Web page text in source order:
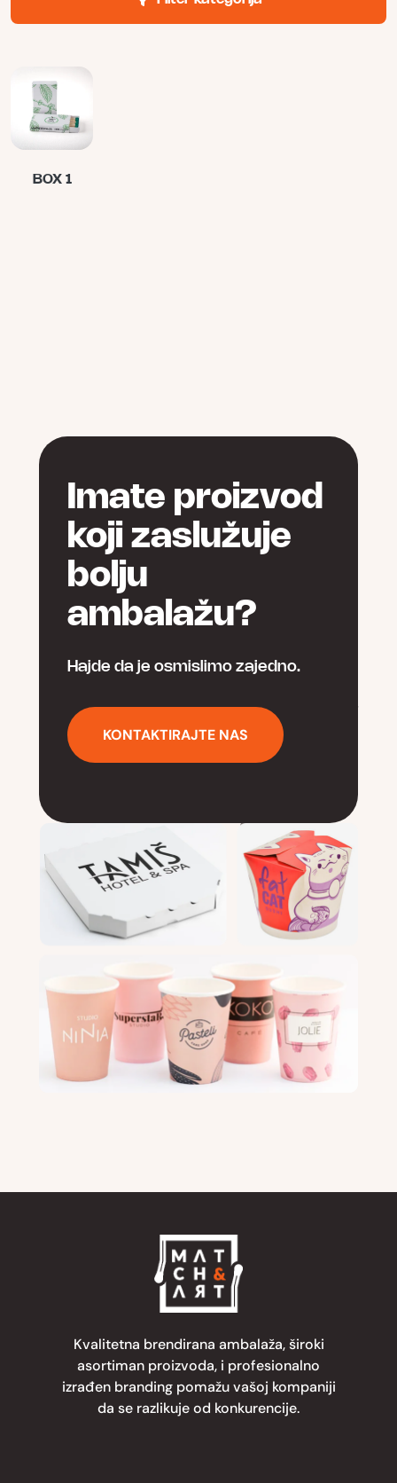
BOX 1
Imate proizvod
koji zaslužuje
bolju
ambalažu?
Hajde da je osmislimo zajedno.
KONTAKTIRAJTE NAS
Kvalitetna brendirana ambalaža, široki
asortiman proizvoda, i profesionalno
izrađen branding pomažu vašoj kompaniji
da se razlikuje od konkurencije.